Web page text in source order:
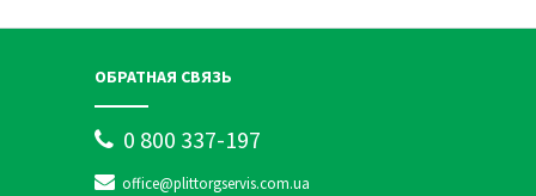
ОБРАТНАЯ СВЯЗЬ
0 800 337-197
office@plittorgservis.com.ua